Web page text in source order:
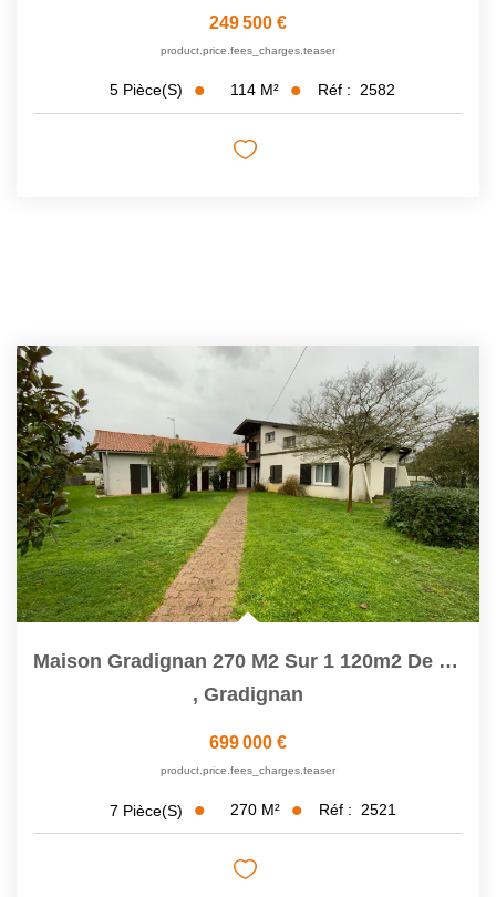
249 500 €
product.price.fees_charges.teaser
5 Pièce(s) 114 M² Réf : 2582
Maison Gradignan 270 M2 Sur 1 120m2 De Terrain
, Gradignan
699 000 €
product.price.fees_charges.teaser
7 Pièce(s) 270 M² Réf : 2521